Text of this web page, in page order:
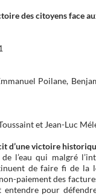
des citoyens face
Poilane,
et Jean-Luc
d’une victoire
l’eau qui malgré
de faire fi de la
paiement des
pour